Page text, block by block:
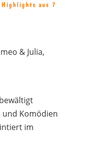
aus 7
& Julia,
und Komödien
im